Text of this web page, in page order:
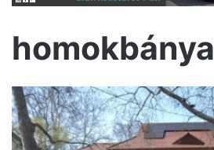
homokbánya